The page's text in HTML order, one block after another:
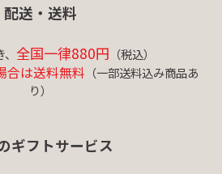
配送・送料
全国一律880円 （税込）
合は送料無料 （一部送料込み商品あ
り）
ギフトサービス